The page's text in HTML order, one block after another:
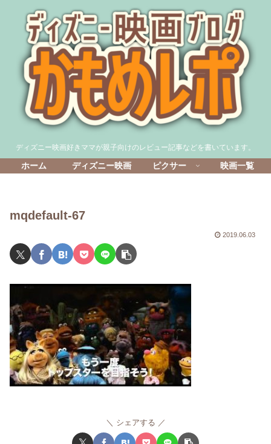
ディズニー映画好きママが親子向けのレビュー記事などを書いています。
ホーム ディズニー映画 ピクサー 映画一覧
mqdefault-67
2019.06.03
シェアする